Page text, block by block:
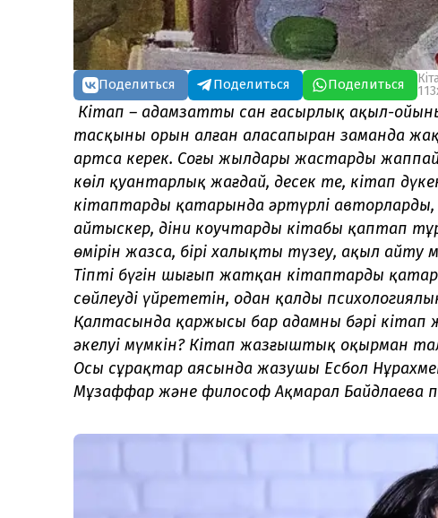
Поделиться Поделиться Поделиться
Кітап – адамзаттың сан ғасырлық ақыл-
тасқыны орын алған аласапыран заманда
артса керек. Соңғы жылдары жастардың
көңіл қуантарлық жағдай, десек те, кітап
кітаптардың қатарында әртүрлі авторлардың,
айтыскер, діни коучтардың кітабы қаптап
өмірін жазса, бірі халықты түзеу, ақыл
Тіпті бүгін шығып жатқан кітаптардың
сөйлеуді үйрететін, одан қалды
Қалтасында қаржысы бар адамның бәрі кітап
әкелуі мүмкін? Кітап жазғыштық оқырман
Осы сұрақтар аясында жазушы Есбол
Мұзаффар және философ Ақмарал Байдлаева